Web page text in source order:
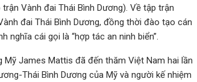
Vành đai Thái Bình Dương). Về tập trận
đai Thái Bình Dương, đồng thời đào tạo cán
nghĩa cái gọi là “hợp tác an ninh biển”.
Mỹ James Mattis đã đến thăm Việt Nam hai lần
Thái Bình Dương của Mỹ và người kế nhiệm